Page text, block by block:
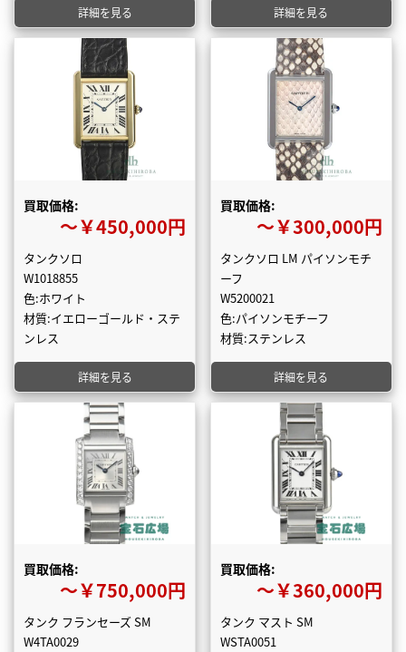
詳細を見る 詳細を見る
買取価格:
〜￥450,000円
タンクソロ
W1018855
色:ホワイト
材質:イエローゴールド・ステ
ンレス
詳細を見る
買取価格:
〜￥300,000円
タンクソロ LM パイソンモチ
ーフ
W5200021
色:パイソンモチーフ
材質:ステンレス
詳細を見る
買取価格:
〜￥750,000円
タンク フランセーズ SM
W4TA0029
買取価格:
〜￥360,000円
タンク マスト SM
WSTA0051